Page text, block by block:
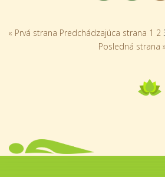
« Prvá strana Predchádzajúca strana 1 2
Posledná strana